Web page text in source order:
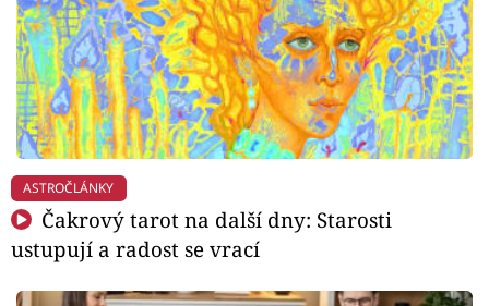
ASTROČLÁNKY
Čakrový tarot na další dny: Starosti
ustupují a radost se vrací